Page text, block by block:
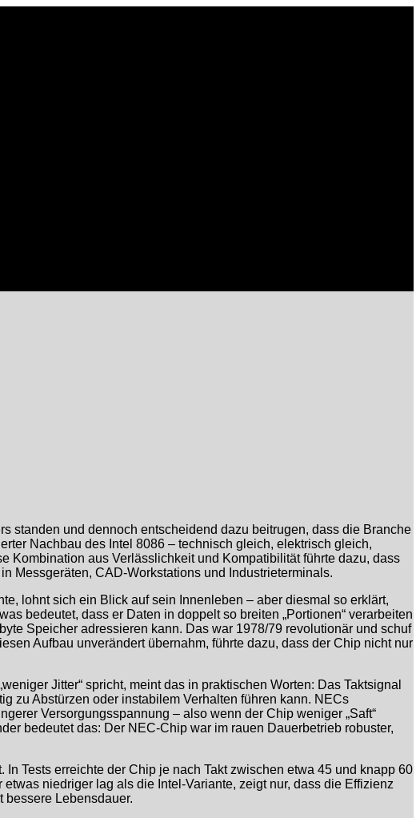
standen und dennoch entscheidend dazu beitrugen, dass die Branche
Nachbau des Intel 8086 – technisch gleich, elektrisch gleich,
Kombination aus Verlässlichkeit und Kompatibilität führte dazu, dass
Messgeräten, CAD-Workstations und Industrieterminals.
lohnt sich ein Blick auf sein Innenleben – aber diesmal so erklärt,
bedeutet, dass er Daten in doppelt so breiten „Portionen“ verarbeiten
Speicher adressieren kann. Das war 1978/79 revolutionär und schuf
Aufbau unverändert übernahm, führte dazu, dass der Chip nicht nur
Jitter“ spricht, meint das in praktischen Worten: Das Taktsignal
zu Abstürzen oder instabilem Verhalten führen kann. NECs
Versorgungsspannung – also wenn der Chip weniger „Saft“
bedeutet das: Der NEC-Chip war im rauen Dauerbetrieb robuster,
Tests erreichte der Chip je nach Takt zwischen etwa 45 und knapp 60
niedriger lag als die Intel-Variante, zeigt nur, dass die Effizienz
bessere Lebensdauer.